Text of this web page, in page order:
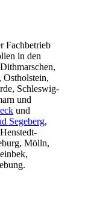
Fachbetrieb
in den
Schleswig-
und
und
Segeberg,
Mölln,